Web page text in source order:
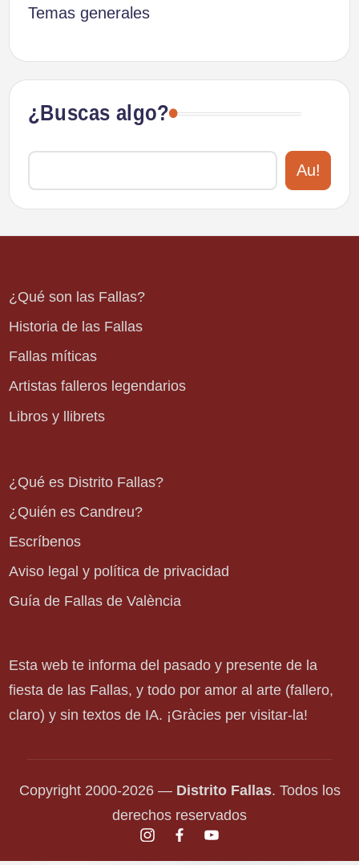
Temas generales
¿Buscas algo?
Au!
¿Qué son las Fallas?
Historia de las Fallas
Fallas míticas
Artistas falleros legendarios
Libros y llibrets
¿Qué es Distrito Fallas?
¿Quién es Candreu?
Escríbenos
Aviso legal y política de privacidad
Guía de Fallas de València
Esta web te informa del pasado y presente de la
fiesta de las Fallas, y todo por amor al arte (fallero,
claro) y sin textos de IA. ¡Gràcies per visitar-la!
Copyright 2000-2026 — Distrito Fallas. Todos los
derechos reservados
instagram.com
facebook.com
youtube.com